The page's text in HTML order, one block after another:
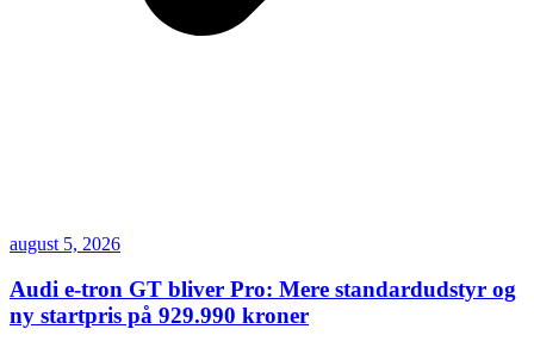
august 5, 2026
Audi e-tron GT bliver Pro: Mere standardudstyr og
ny startpris på 929.990 kroner